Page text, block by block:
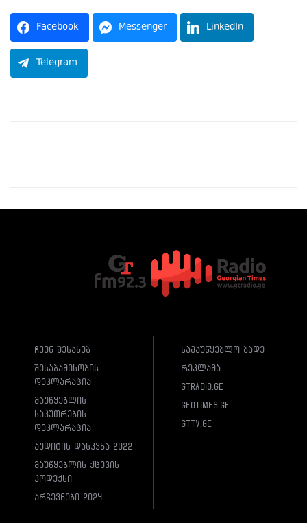
Facebook Messenger LinkedIn
Telegram
ჩვენ შესახებ
შესაბამისობის
დეკლარაცია
მაუწყებლის
საკუთრების
დეკლარაცია
აუდიტის დასკვნა 2022
მაუწყებლის ქცევის
კოდექსი
არჩევნები 2024
სამაუწყებლო ბადე
რეკლამა
gtradio.ge
geotimes.ge
gttv.ge